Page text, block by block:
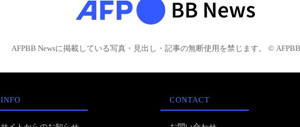
AFPBB Newsに掲載している写真・見出し・記事の無断使用を禁じます。 © AFPBB
INFO CONTACT